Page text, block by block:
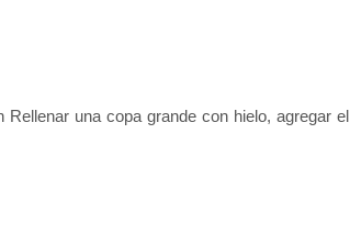
una copa grande con hielo, agregar el